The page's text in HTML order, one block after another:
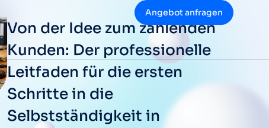
Angebot anfragen
Von der Idee zum zahlenden
Kunden: Der professionelle
Leitfaden für die ersten
Schritte in die
Selbstständigkeit in